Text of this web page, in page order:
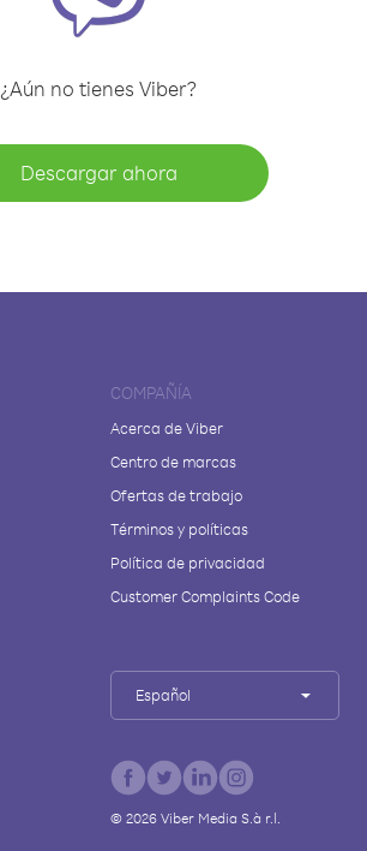
¿Aún no tienes Viber?
Descargar ahora
COMPAÑÍA
Acerca de Viber
Centro de marcas
Ofertas de trabajo
Términos y políticas
Política de privacidad
Customer Complaints Code
Español
© 2026Viber Media S.à r.l.